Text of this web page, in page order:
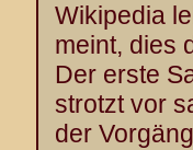
Wikipedia
meint, dies
Der erste
strotzt vor
der